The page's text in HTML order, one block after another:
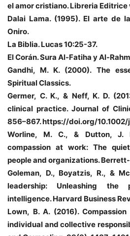
el amor cristiano.Libreria Editrice
Dalai Lama. (1995). El arte de
Oniro.
La Biblia. Lucas 10:25-37.
El Corán. Sura Al-Fatiha y Al-
Gandhi, M. K. (2000). The
Spiritual Classics.
Germer, C. K., & Neff, K. D.
clinical practice. Journal of
856–867. https://doi.org/10.1002/
Worline, M. C., & Dutton, J.
compassion at work: The quiet
people and organizations.
Goleman, D., Boyatzis, R., &
leadership: Unleashing the
intelligence. Harvard Business
Lown, B. A. (2016).
individual and collective